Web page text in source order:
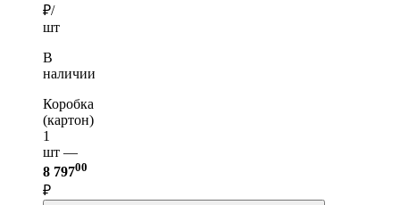
₽/
шт
В
наличии
Коробка
(картон)
1
шт —
8 79700
₽